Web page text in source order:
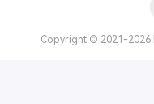
Copyright © 2021-2026